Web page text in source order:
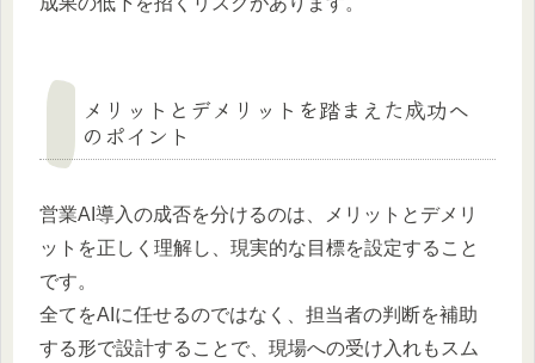
メリットとデメリットを踏まえた成功へ
のポイント
営業AI導入の成否を分けるのは、メリットとデメリ
ットを正しく理解し、現実的な目標を設定すること
です。
全てをAIに任せるのではなく、担当者の判断を補助
する形で設計することで、現場への受け入れもスム